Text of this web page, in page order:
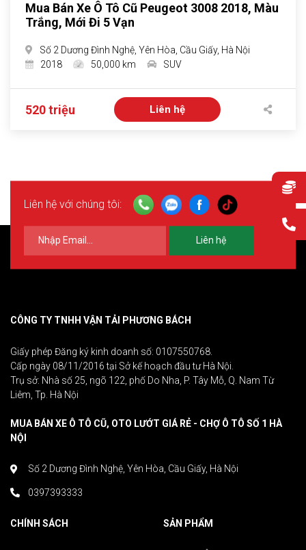
Mua Bán Xe Ô Tô Cũ Peugeot 3008 2018, Màu
Trắng, Mới Đi 5 Vạn
Số 2 Dương Đình Nghệ, Yên Hòa, Cầu Giấy, Hà Nội
2018
50,000 km SUV
520 triệu Liên hệ
Liên hệ với chúng tôi:
Liên hệ
CÔNG TY TNHH VẬN TẢI PHƯƠNG BÁCH
Giấy phép Đăng ký kinh doanh số: 0107550768.
Cấp ngày 08/11/2016 tại Sở kế hoạch đầu tư Hà Nội.
Trụ sở: Nhà số 25, ngõ 122, phố Do Nha, P. Tây Mỗ, Q. Nam Từ
Liêm, Tp. Hà Nội
MUA BÁN XE Ô TÔ CŨ, OTO LƯỚT GIÁ RẺ - CHỢ Ô TÔ SỐ 1 HÀ
NỘI
Số 2 Dương Đình Nghệ, Yên Hòa, Cầu Giấy, Hà Nội
0397393333
CHÍNH SÁCH SẢN PHẨM